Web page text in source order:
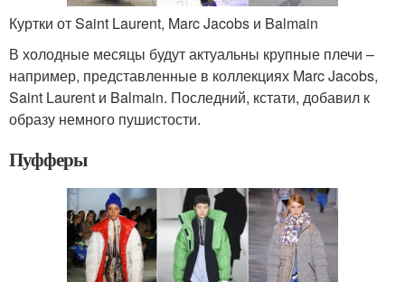
Куртки от Saint Laurent, Marc Jacobs и Balmain
В холодные месяцы будут актуальны крупные плечи –
например, представленные в коллекциях Marc Jacobs,
Saint Laurent и Balmain. Последний, кстати, добавил к
образу немного пушистости.
Пуфферы